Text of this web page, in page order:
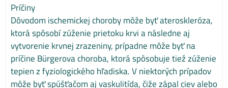
Príčiny
Dôvodom ischemickej choroby môže byť ateroskleróza,
ktorá spôsobí zúženie prietoku krvi a následne aj
vytvorenie krvnej zrazeniny, prípadne môže byť na
príčine Bürgerova choroba, ktorá spôsobuje tiež zúženie
tepien z fyziologického hľadiska. V niektorých prípadov
môže byť spúšťačom aj vaskulitída, čiže zápal ciev alebo